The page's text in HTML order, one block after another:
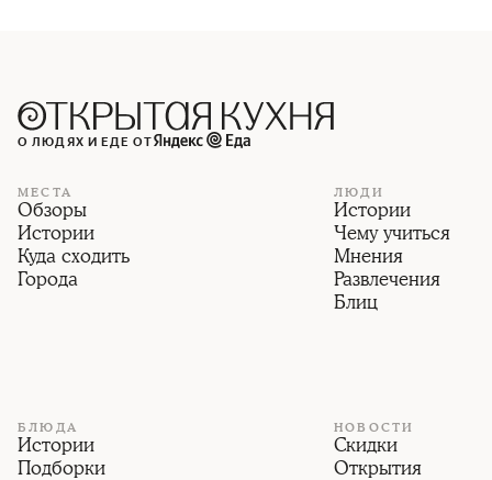
О ЛЮДЯХ И ЕДЕ ОТ
МЕСТА
Обзоры
Истории
Куда сходить
Города
ЛЮДИ
Истории
Чему учиться
Мнения
Развлечения
Блиц
БЛЮДА
Истории
Подборки
НОВОСТИ
Скидки
Открытия